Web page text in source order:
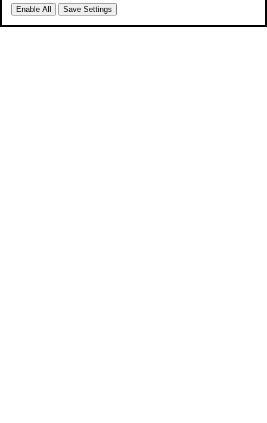
Enable All Save Settings